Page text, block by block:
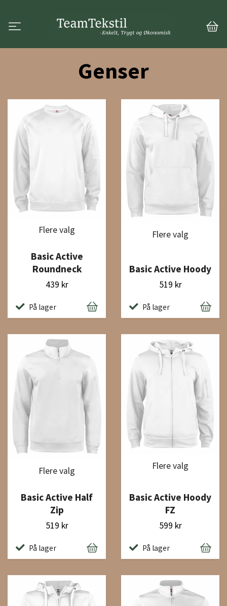
Genser
Flere valg
Basic Active
Roundneck
439 kr
På lager
Flere valg
Basic Active Hoody
519 kr
På lager
Flere valg
Basic Active Half
Zip
519 kr
På lager
Flere valg
Basic Active Hoody
FZ
599 kr
På lager